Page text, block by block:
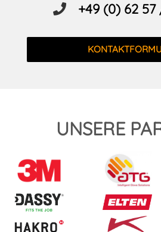
+49 (0) 62
UNSERE